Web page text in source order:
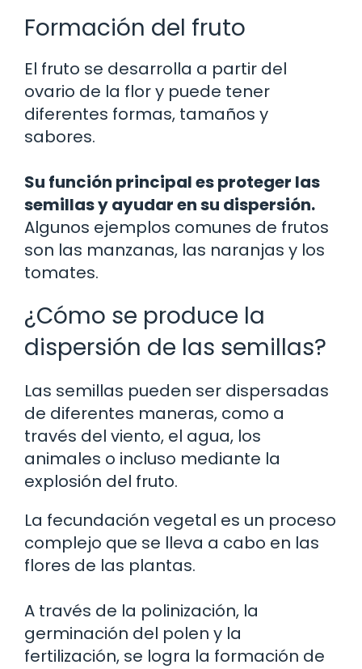
Formación del fruto
El fruto se desarrolla a partir del
ovario de la flor y puede tener
diferentes formas, tamaños y
sabores.
Su función principal es proteger las
semillas y ayudar en su dispersión.
Algunos ejemplos comunes de frutos
son las manzanas, las naranjas y los
tomates.
¿Cómo se produce la
dispersión de las semillas?
Las semillas pueden ser dispersadas
de diferentes maneras, como a
través del viento, el agua, los
animales o incluso mediante la
explosión del fruto.
La fecundación vegetal es un proceso
complejo que se lleva a cabo en las
flores de las plantas.
A través de la polinización, la
germinación del polen y la
fertilización, se logra la formación de